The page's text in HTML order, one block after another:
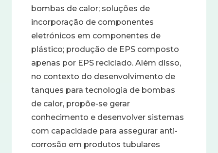
bombas de calor; soluções de
incorporação de componentes
eletrónicos em componentes de
plástico; produção de EPS composto
apenas por EPS reciclado. Além disso,
no contexto do desenvolvimento de
tanques para tecnologia de bombas
de calor, propõe-se gerar
conhecimento e desenvolver sistemas
com capacidade para assegurar anti-
corrosão em produtos tubulares